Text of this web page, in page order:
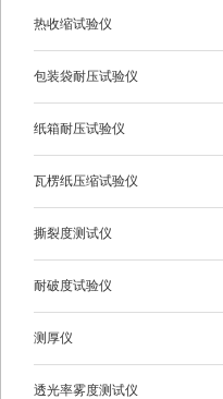
热收缩试验仪
包装袋耐压试验仪
纸箱耐压试验仪
瓦楞纸压缩试验仪
撕裂度测试仪
耐破度试验仪
测厚仪
透光率雾度测试仪